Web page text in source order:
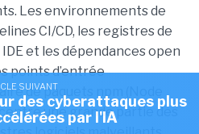
SUIVANT
des cyberattaques plus
par l'IA
Les environnements de
CI/CD, les registres de
et les dépendances open
points d’entrée
de paquets npm (Node
une grande partie des